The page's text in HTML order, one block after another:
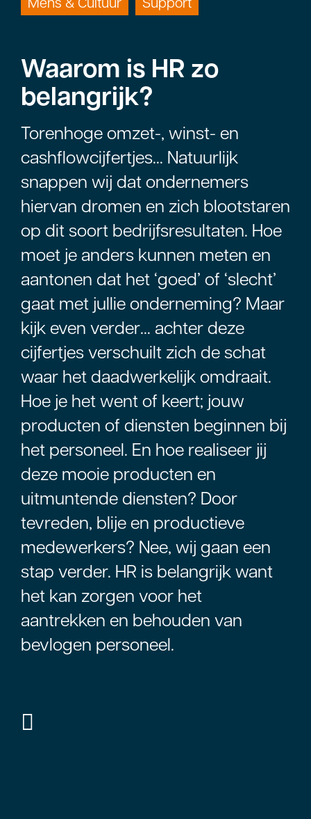
Waarom is HR zo
belangrijk?
Torenhoge omzet-, winst- en
cashflowcijfertjes… Natuurlijk
snappen wij dat ondernemers
hiervan dromen en zich blootstaren
op dit soort bedrijfsresultaten. Hoe
moet je anders kunnen meten en
aantonen dat het ‘goed’ of ‘slecht’
gaat met jullie onderneming? Maar
kijk even verder… achter deze
cijfertjes verschuilt zich de schat
waar het daadwerkelijk omdraait.
Hoe je het went of keert; jouw
producten of diensten beginnen bij
het personeel. En hoe realiseer jij
deze mooie producten en
uitmuntende diensten? Door
tevreden, blije en productieve
medewerkers? Nee, wij gaan een
stap verder. HR is belangrijk want
het kan zorgen voor het
aantrekken en behouden van
bevlogen personeel.